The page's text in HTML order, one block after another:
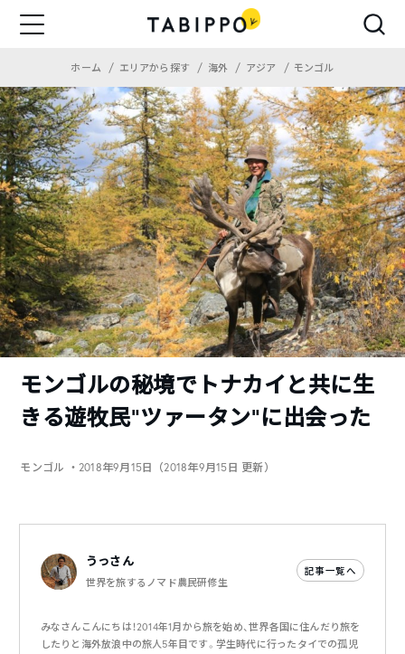
ホーム エリアから探す 海外 アジア モンゴル
モンゴルの秘境でトナカイと共に生
きる遊牧民“ツァータン”に出会った
モンゴル ・2018年9月15日（2018年9月15日 更新）
うっさん
世界を旅するノマド農民研修生
記事一覧へ
みなさんこんにちは！2014年1月から旅を始め、世界各国に住んだり旅を
したりと海外放浪中の旅人5年目です。学生時代に行ったタイでの孤児